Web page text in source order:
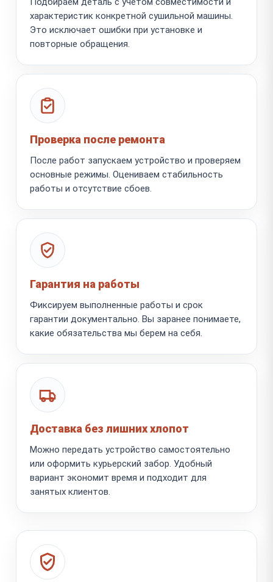
характеристик конкретной сушильной машины.
Это исключает ошибки при установке и
повторные обращения.
Проверка после ремонта
После работ запускаем устройство и проверяем
основные режимы. Оцениваем стабильность
работы и отсутствие сбоев.
Гарантия на работы
Фиксируем выполненные работы и срок
гарантии документально. Вы заранее понимаете,
какие обязательства мы берем на себя.
Доставка без лишних хлопот
Можно передать устройство самостоятельно
или оформить курьерский забор. Удобный
вариант экономит время и подходит для
занятых клиентов.